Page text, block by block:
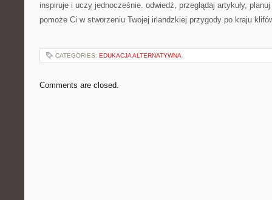
inspiruje i uczy jednocześnie. odwiedź, przeglądaj artykuły,
pomoże Ci w stworzeniu Twojej irlandzkiej przygody po kraju
CATEGORIES: EDUKACJA ALTERNATYWNA
Comments are closed.